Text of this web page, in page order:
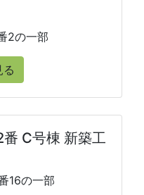
2の一部
る
C号棟 新築工
16の一部